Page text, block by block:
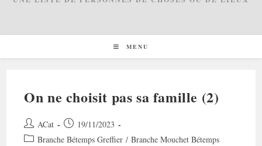
MENU
On ne choisit pas sa famille (2)
Auteur/autrice
de
ACat
Post
published:
19/11/2023
PostBranche Bétemps Greffier / Branche Mouchet Bétemps